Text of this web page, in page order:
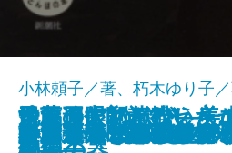
フランス ロマネス
白洲次郎の流儀
ル・コルビュジエの
唐津 やきものルネ
司馬遼太郎が描いた
イタリアの歓び―美
白洲正子と楽しむ旅
やさしい仏像の見方
向田邦子 暮しの愉し
謎解き フェルメー
小林頼子／著、朽木ゆり子
とんぼの本 978-4-10-
イタリアの歓び―美
遠藤周作で読む イ
小林秀雄 美と出会う
白洲正子 美の種まく
骨董の眼利きがえ
サンティアゴ巡礼の
池波正太郎が残した
司馬遼太郎が愛した
白洲正子“ほんもの”
ナポリと南イタリア